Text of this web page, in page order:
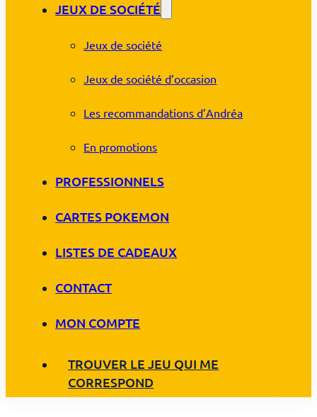
JEUX DE SOCIÉTÉ
Jeux de société
Jeux de société d’occasion
Les recommandations d’Andréa
En promotions
PROFESSIONNELS
CARTES POKEMON
LISTES DE CADEAUX
CONTACT
MON COMPTE
TROUVER LE JEU QUI ME
CORRESPOND